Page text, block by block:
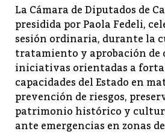
La Cámara de Diputados de
presidida por Paola Fedeli,
sesión ordinaria, durante la
tratamiento y aprobación de
iniciativas orientadas a
capacidades del Estado en
prevención de riesgos,
patrimonio histórico y
ante emergencias en zonas